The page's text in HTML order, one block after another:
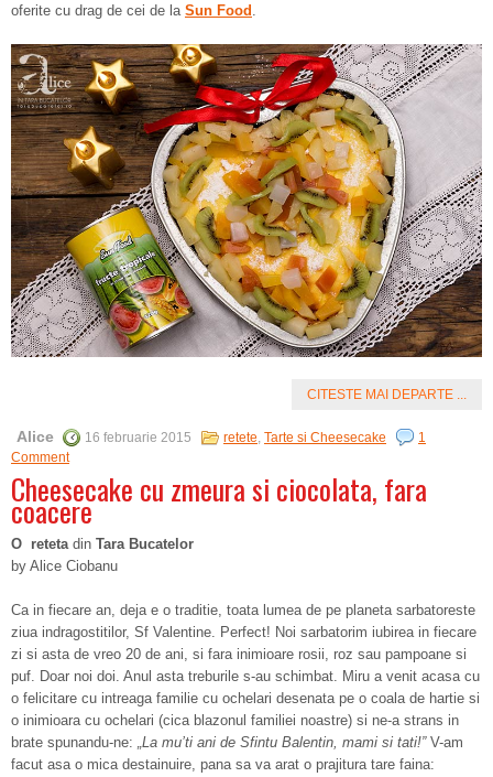
oferite cu drag de cei de la Sun Food .
CITESTE MAI DEPARTE ...
Alice 16 februarie 2015 retete, Tarte si Cheesecake
1
Comment
Cheesecake cu zmeura si ciocolata, fara
coacere
O reteta din Tara Bucatelor
by Alice Ciobanu
Ca in fiecare an, deja e o traditie, toata lumea de pe planeta sarbatoreste
ziua indragostitilor, Sf Valentine. Perfect! Noi sarbatorim iubirea in fiecare
zi si asta de vreo 20 de ani, si fara inimioare rosii, roz sau pampoane si
puf. Doar noi doi. Anul asta treburile s-au schimbat. Miru a venit acasa cu
o felicitare cu intreaga familie cu ochelari desenata pe o coala de hartie si
o inimioara cu ochelari (cica blazonul familiei noastre) si ne-a strans in
brate spunandu-ne: „La mu’ti ani de Sfintu Balentin, mami si tati!”V-am
facut asa o mica destainuire, pana sa va arat o prajitura tare faina: